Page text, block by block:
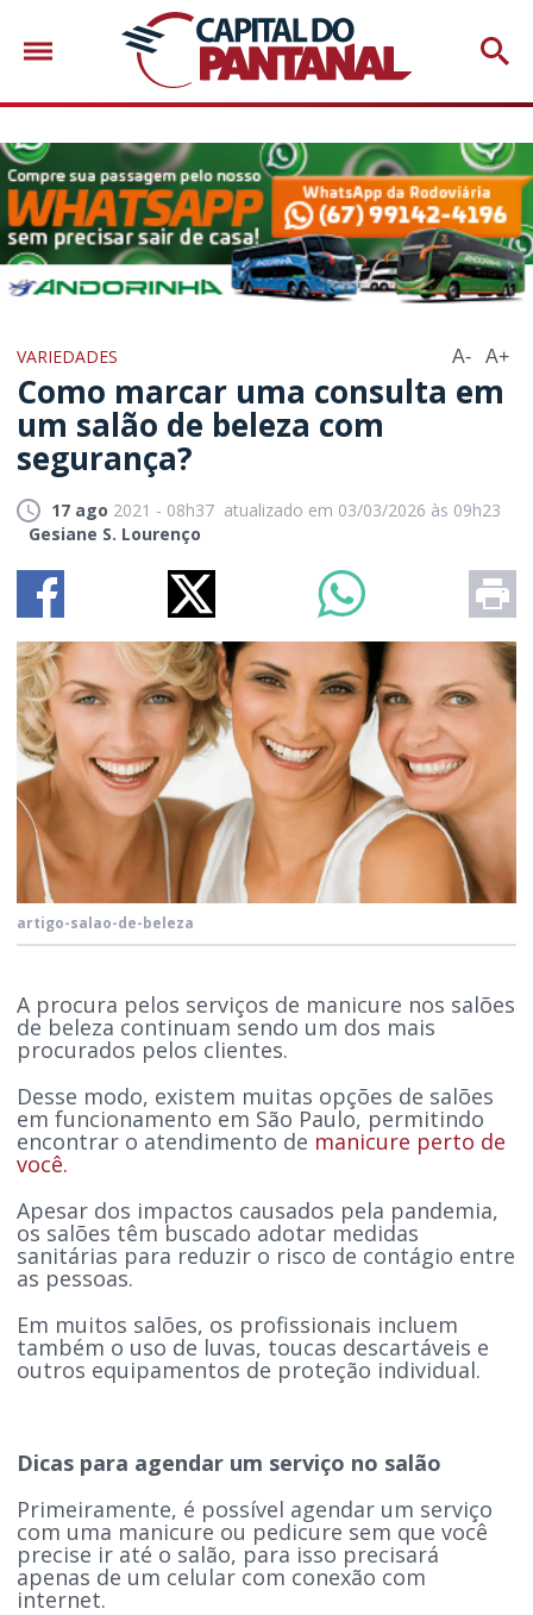
VARIEDADES A- A+
Como marcar uma consulta em
um salão de beleza com
segurança?
17 ago 2021 - 08h37 atualizado em 03/03/2026 às 09h23
Gesiane S. Lourenço
artigo-salao-de-beleza
A procura pelos serviços de manicure nos salões
de beleza continuam sendo um dos mais
procurados pelos clientes.
Desse modo, existem muitas opções de salões
em funcionamento em São Paulo, permitindo
encontrar o atendimento de manicure perto de
você.
Apesar dos impactos causados pela pandemia,
os salões têm buscado adotar medidas
sanitárias para reduzir o risco de contágio entre
as pessoas.
Em muitos salões, os profissionais incluem
também o uso de luvas, toucas descartáveis e
outros equipamentos de proteção individual.
Dicas para agendar um serviço no salão
Primeiramente, é possível agendar um serviço
com uma manicure ou pedicure sem que você
precise ir até o salão, para isso precisará
apenas de um celular com conexão com
internet.